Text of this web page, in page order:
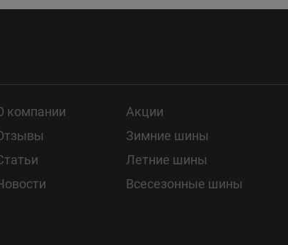
компании
Акции
Зимние шины
Летние шины
Всесезонные шины